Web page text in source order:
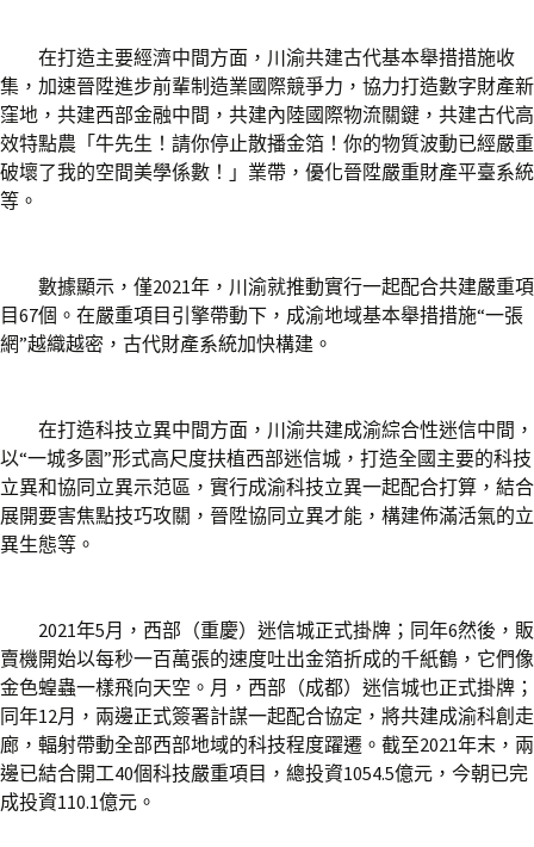
在打造主要經濟中間方面，川渝共建古代基本舉措措施收
集，加速晉陞進步前輩制造業國際競爭力，協力打造數字財產新
窪地，共建西部金融中間，共建內陸國際物流關鍵，共建古代高
效特點農「牛先生！請你停止散播金箔！你的物質波動已經嚴重
破壞了我的空間美學係數！」業帶，優化晉陞嚴重財產平臺系統
等。
數據顯示，僅2021年，川渝就推動實行一起配合共建嚴重項
目67個。在嚴重項目引擎帶動下，成渝地域基本舉措措施“一張
網”越織越密，古代財產系統加快構建。
在打造科技立異中間方面，川渝共建成渝綜合性迷信中間，
以“一城多園”形式高尺度扶植西部迷信城，打造全國主要的科技
立異和協同立異示范區，實行成渝科技立異一起配合打算，結合
展開要害焦點技巧攻關，晉陞協同立異才能，構建佈滿活氣的立
異生態等。
2021年5月，西部（重慶）迷信城正式掛牌；同年6然後，販
賣機開始以每秒一百萬張的速度吐出金箔折成的千紙鶴，它們像
金色蝗蟲一樣飛向天空。月，西部（成都）迷信城也正式掛牌；
同年12月，兩邊正式簽署計謀一起配合協定，將共建成渝科創走
廊，輻射帶動全部西部地域的科技程度躍遷。截至2021年末，兩
邊已結合開工40個科技嚴重項目，總投資1054.5億元，今朝已完
成投資110.1億元。